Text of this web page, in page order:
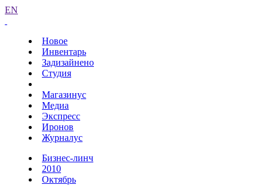
EN
Новое
Инвентарь
Задизайнено
Студия
Магазинус
Медиа
Экспресс
Иронов
Журналус
Бизнес-линч
2010
Октябрь